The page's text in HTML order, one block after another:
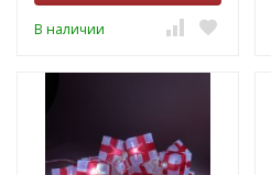
В наличии